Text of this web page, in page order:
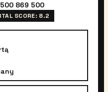
869 500
SCORE: 8.2